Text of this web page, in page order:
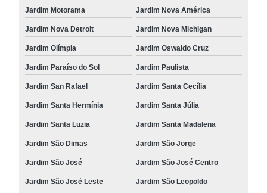
Jardim Motorama Jardim Nova América
Jardim Nova Detroit Jardim Nova Michigan
Jardim Olímpia Jardim Oswaldo Cruz
Jardim Paraíso do Sol Jardim Paulista
Jardim San Rafael Jardim Santa Cecília
Jardim Santa Hermínia Jardim Santa Júlia
Jardim Santa Luzia Jardim Santa Madalena
Jardim São Dimas Jardim São Jorge
Jardim São José Jardim São José Centro
Jardim São José Leste Jardim São Leopoldo